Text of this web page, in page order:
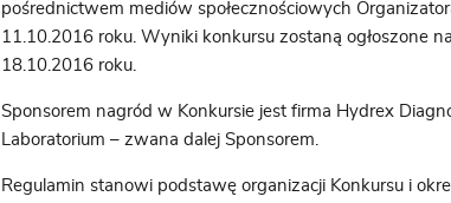
pośrednictwem mediów społecznościowych
11.10.2016 roku. Wyniki konkursu zostaną ogłoszone
18.10.2016 roku.
Sponsorem nagród w Konkursie jest firma Hydrex
Laboratorium – zwana dalej Sponsorem.
Regulamin stanowi podstawę organizacji Konkursu i